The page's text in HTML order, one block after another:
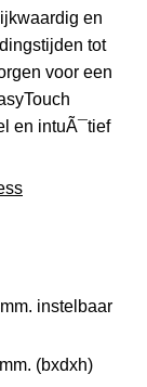
en
tot
voor een
en intuÃ¯tief
instelbaar
(bxdxh)